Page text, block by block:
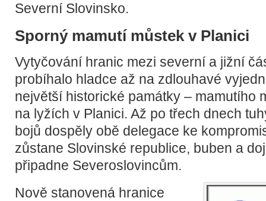
Severní Slovinsko.
Sporný mamutí můstek v Planici
Vytyčování hranic mezi severní a jižní
probíhalo hladce až na zdlouhavé
největší historické památky – mamutího
na lyžích v Planici. Až po třech dnech
bojů dospěly obě delegace ke
zůstane Slovinské republice, buben a
připadne Severoslovincům.
Nově stanovená hranice